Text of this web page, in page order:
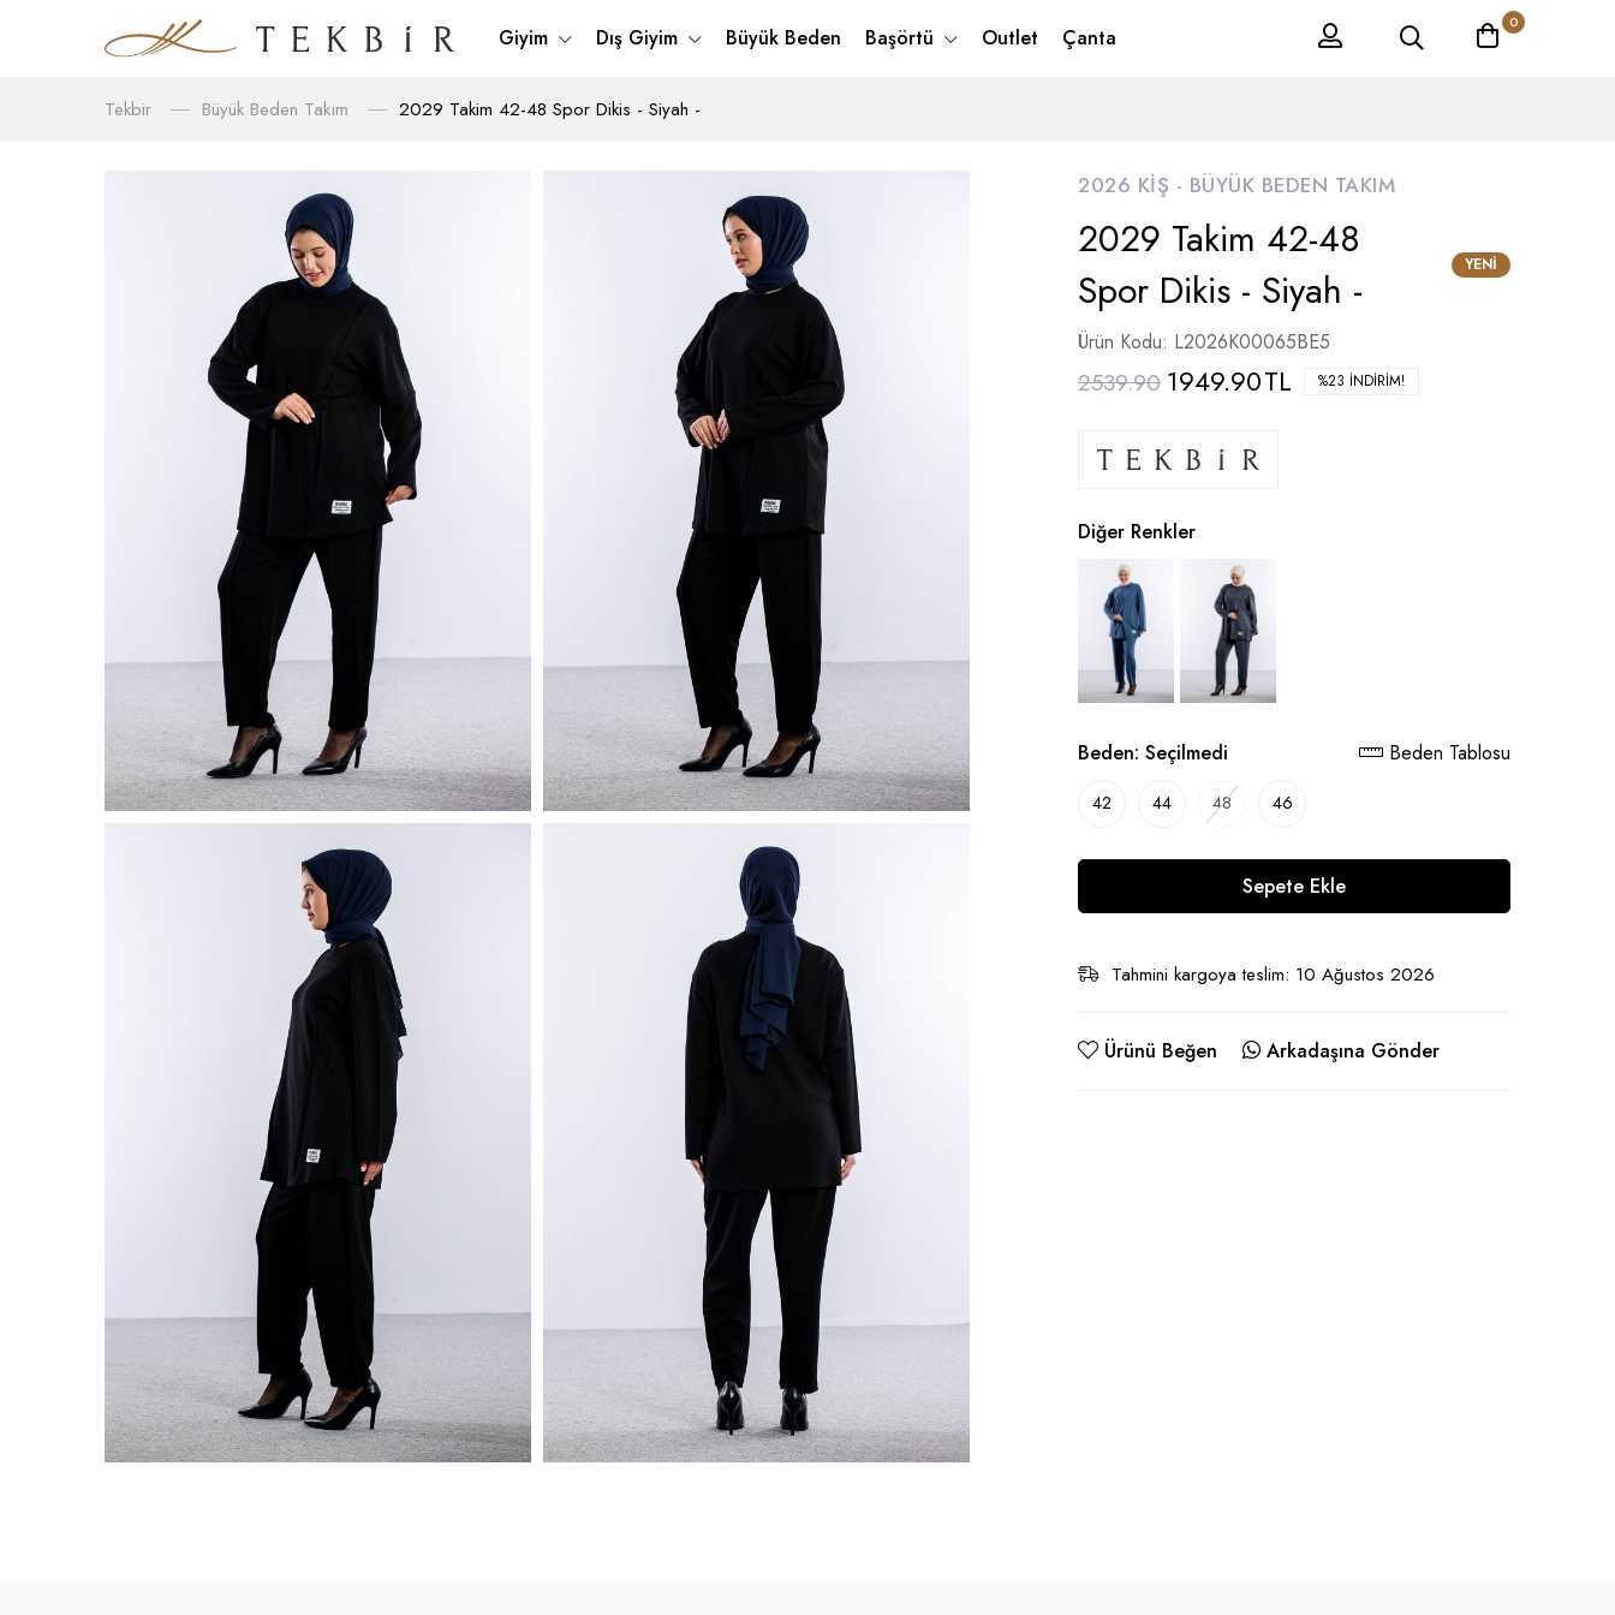
Giyim Dış Giyim Büyük Beden Başörtü Outlet Çanta
0
Tekbir Büyük Beden Takım 2029 Takim 42-48 Spor Dikis - Siyah -
2026 KIŞ - BÜYÜK BEDEN TAKIM
2029 Takim 42-48
Spor Dikis - Siyah -
YENI
Ürün Kodu: L2026K00065BE5
2539.90 1949.90TL %23 İNDIRIM!
Diğer Renkler
Beden: Seçilmedi Beden Tablosu
42 44 48 46
Sepete Ekle
Tahmini kargoya teslim: 10 Ağustos 2026
Ürünü Beğen Arkadaşına Gönder